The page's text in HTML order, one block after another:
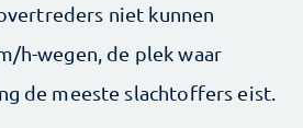
niet kunnen
h-wegen, de plek waar
de meeste slachtoffers eist.